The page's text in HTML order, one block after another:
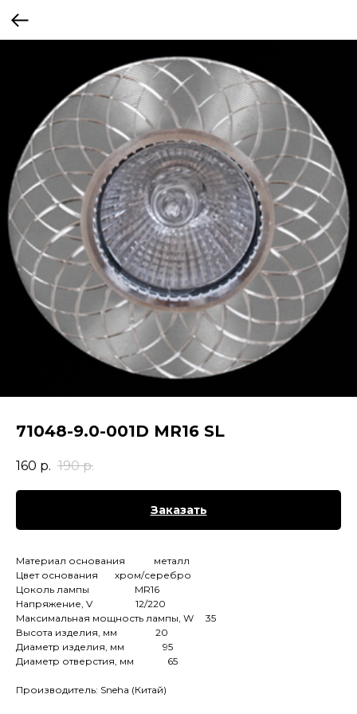
71048-9.0-001D MR16 SL
160 р. 190 р.
Заказать
Материал основания металл
Цвет основания хром/серебро
Цоколь лампы MR16
Напряжение, V 12/220
Максимальная мощность лампы, W 35
Высота изделия, мм 20
Диаметр изделия, мм 95
Диаметр отверстия, мм 65
Производитель: Sneha (Китай)